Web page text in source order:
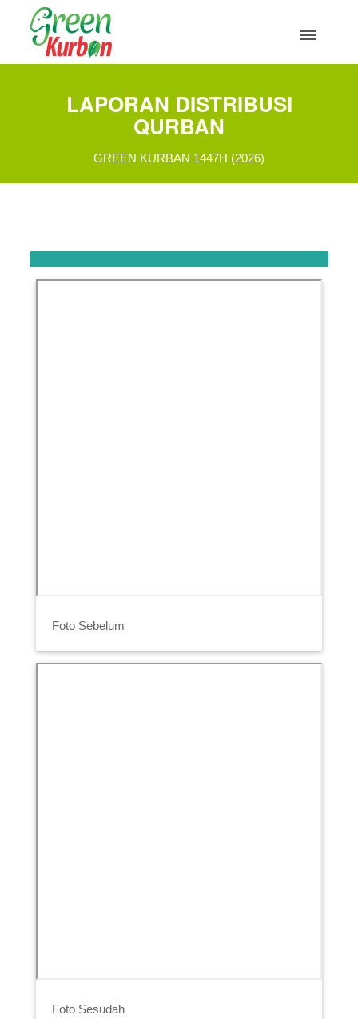
LAPORAN DISTRIBUSI
QURBAN
GREEN KURBAN 1447H (2026)
Foto Sebelum
Foto Sesudah